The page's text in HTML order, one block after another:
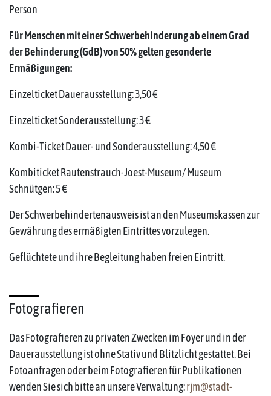
Person
Für Menschen mit einer Schwerbehinderung ab einem Grad
der Behinderung (GdB) von 50% gelten gesonderte
Ermäßigungen:
Einzelticket Dauerausstellung: 3,50 €
Einzelticket Sonderausstellung: 3 €
Kombi-Ticket Dauer- und Sonderausstellung: 4,50 €
Kombiticket Rautenstrauch-Joest-Museum/ Museum
Schnütgen: 5 €
Der Schwerbehindertenausweis ist an den Museumskassen zur
Gewährung des ermäßigten Eintrittes vorzulegen.
Geflüchtete und ihre Begleitung haben freien Eintritt.
Fotografieren
Das Fotografieren zu privaten Zwecken im Foyer und in der
Dauerausstellung ist ohne Stativ und Blitzlicht gestattet. Bei
Fotoanfragen oder beim Fotografieren für Publikationen
wenden Sie sich bitte an unsere Verwaltung:rjm@stadt-